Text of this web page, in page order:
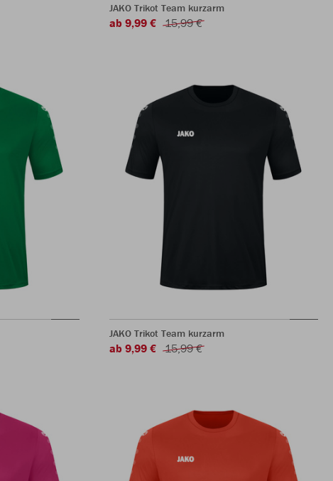
JAKO Trikot Team kurzarm
ab 9,99 € 15,99 €
JAKO Trikot Team kurzarm
ab 9,99 € 15,99 €